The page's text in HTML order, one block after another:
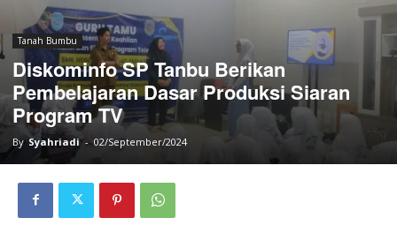
Tanah Bumbu
Diskominfo SP Tanbu Berikan
Pembelajaran Dasar Produksi Siaran
Program TV
By Syahriadi - 02/September/2024